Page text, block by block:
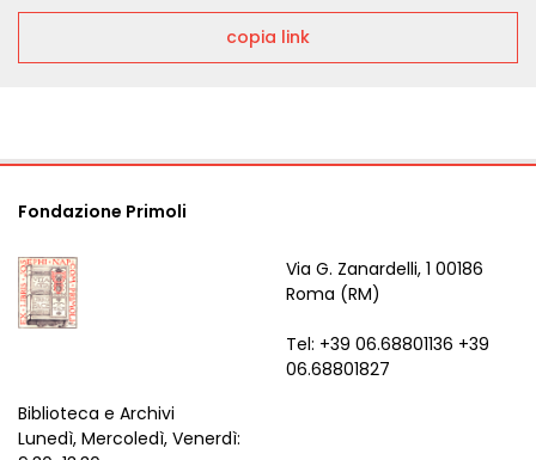
copia link
Fondazione Primoli
Via G. Zanardelli, 1 00186
Roma (RM)
Tel: +39 06.68801136 +39
06.68801827
Biblioteca e Archivi
Lunedì, Mercoledì, Venerdì: